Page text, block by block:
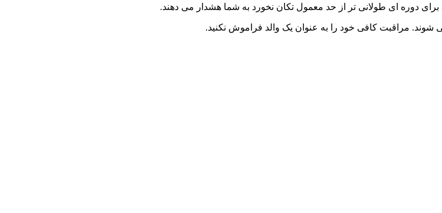
شوند. مراقبت کافی خود را به عنوان یک والد فراموش نکنید.